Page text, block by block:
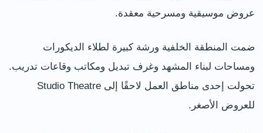
عروض موسيقية ومسرحية معقدة.
ضمت المنطقة الخلفية ورشة كبيرة لطلاء الديكورات
ومساحات لبناء المشهد وغرف تبديل ومكاتب وقاعات تدريب.
تحولت إحدى مناطق العمل لاحقًا إلى Studio Theatre
للعروض الأصغر.